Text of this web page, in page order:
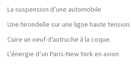
La suspension d’une automobile
Une hirondelle sur une ligne haute tension.
Cuire un oeuf d’autruche à la coque.
L’énergie d’un Paris-New York en avion